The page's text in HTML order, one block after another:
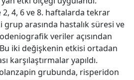
4, 6 ve 8. haftalarda tekrar
arasında hastalık süresi ve
veriler açısından
iki değişkenin etkisi ortadan
karşılaştırmalar yapıldı.
grubunda, risperidon